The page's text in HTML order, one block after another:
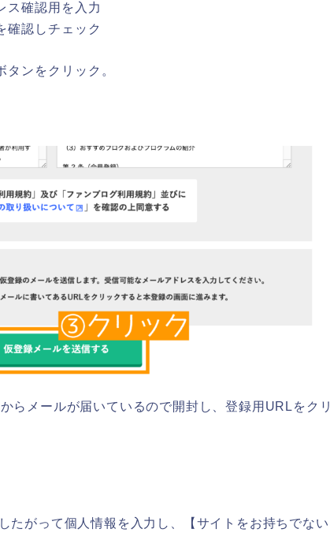
ス確認用を入力
確認しチェック
タンをクリック。
らメールが届いているので開封し、登録用URLをクリ
たがって個人情報を入力し、【サイトをお持ちでない